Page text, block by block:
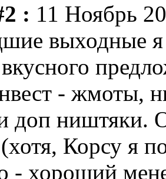
: 11 Ноябрь
выходные я
- жмоты,
доп ништяки.
Корсу я
- хороший